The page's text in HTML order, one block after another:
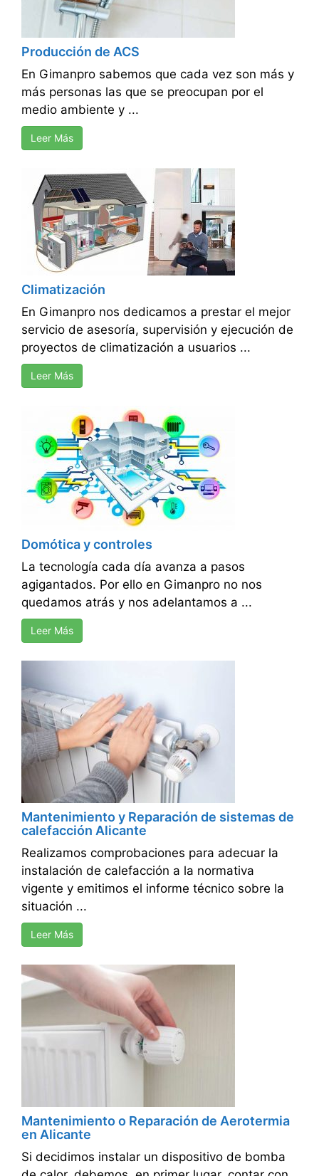
Producción de ACS
En Gimanpro sabemos que cada vez son más y
más personas las que se preocupan por el
medio ambiente y ...
Leer Más
Climatización
En Gimanpro nos dedicamos a prestar el mejor
servicio de asesoría, supervisión y ejecución de
proyectos de climatización a usuarios ...
Leer Más
Domótica y controles
La tecnología cada día avanza a pasos
agigantados. Por ello en Gimanpro no nos
quedamos atrás y nos adelantamos a ...
Leer Más
Mantenimiento y Reparación de sistemas de
calefacción Alicante
Realizamos comprobaciones para adecuar la
instalación de calefacción a la normativa
vigente y emitimos el informe técnico sobre la
situación ...
Leer Más
Mantenimiento o Reparación de Aerotermia
en Alicante
Si decidimos instalar un dispositivo de bomba